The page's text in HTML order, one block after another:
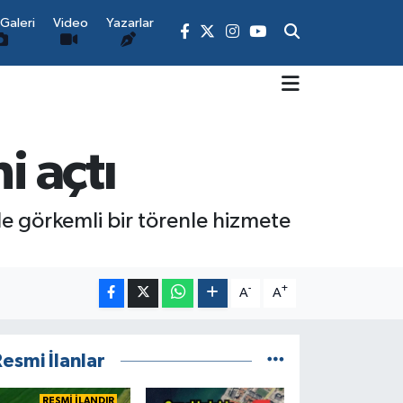
Video Yazarlar
açtı
görkemli bir törenle hizmete
A- A+
İlanlar
RESMİ İLANDIR